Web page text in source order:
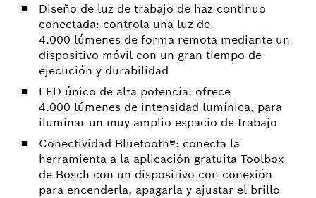
Diseño de luz de trabajo de haz continuo
conectada: controla una luz de
4.000 lúmenes de forma remota mediante un
dispositivo móvil con un gran tiempo de
ejecución y durabilidad
LED único de alta potencia: ofrece
4.000 lúmenes de intensidad lumínica, para
iluminar un muy amplio espacio de trabajo
Conectividad Bluetooth®: conecta la
herramienta a la aplicación gratuita Toolbox
de Bosch con un dispositivo con conexión
para encenderla, apagarla y ajustar el brillo